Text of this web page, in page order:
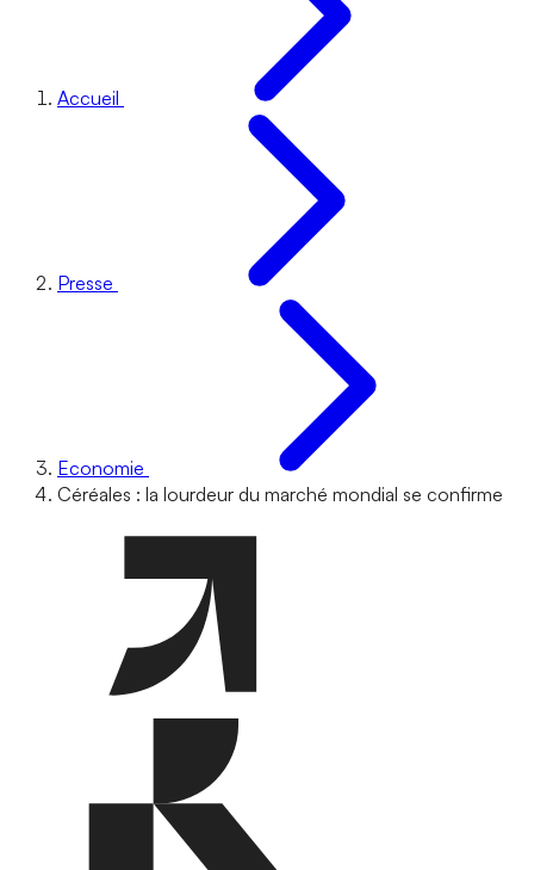
Accueil
Presse
Economie
Céréales : la lourdeur du marché mondial se confirme